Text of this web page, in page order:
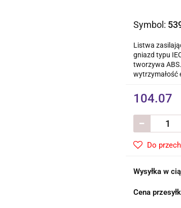
Symbol:
Listwa
gniazd typu
tworzywa
wytrzymałość
104.07
Do
Wysyłka w
Cena